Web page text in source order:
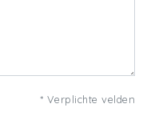
* Verplichte velden